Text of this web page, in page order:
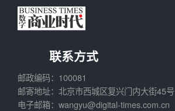
联系方式
邮政编码：100081
邮寄地址：北京市西城区复兴门内大街45号
电子邮箱：wangyu@digital-times.com.cn